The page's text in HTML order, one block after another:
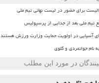
تیم ملی بعد از جدایی از پرسپولیس
آسیایی در اولویت حمایت وزارت ورزش هستند
نام جوانمردی و گلوی
در مورد این مطلب